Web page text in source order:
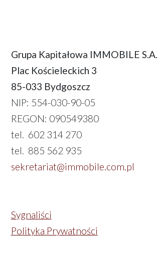
Grupa Kapitałowa IMMOBILE S.A.
Plac Kościeleckich 3
85-033 Bydgoszcz
NIP: 554-030-90-05
REGON: 090549380
tel. 602 314 270
tel. 885 562 935
sekretariat@immobile.com.pl
Sygnaliści
Polityka Prywatności